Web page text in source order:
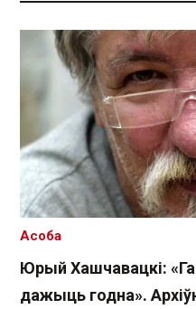
Юрый Хашчавацкі:
дажыць годна».
Асоба